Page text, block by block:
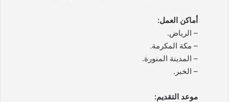
أماكن العمل:
– الرياض.
– مكة المكرمة.
– المدينة المنورة.
– الخبر.
موعد التقديم: